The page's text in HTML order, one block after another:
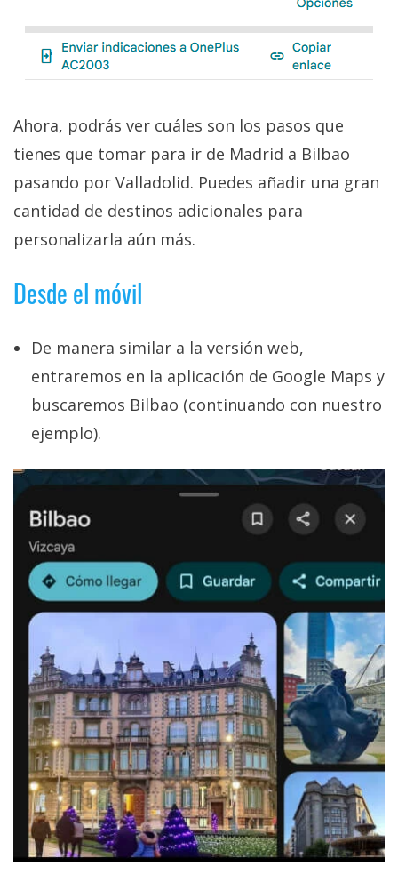
Ahora, podrás ver cuáles son los pasos que
tienes que tomar para ir de Madrid a Bilbao
pasando por Valladolid. Puedes añadir una gran
cantidad de destinos adicionales para
personalizarla aún más.
Desde el móvil
De manera similar a la versión web,
entraremos en la aplicación de Google Maps y
buscaremos Bilbao (continuando con nuestro
ejemplo).